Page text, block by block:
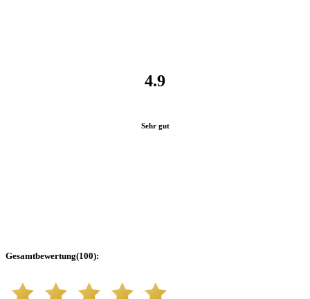
4.9
Sehr gut
Gesamtbewertung(100):